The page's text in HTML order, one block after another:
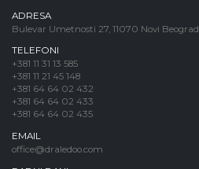
ADRESA
Bulevar Umetnosti 27, 11070 Novi Beograd
TELEFONI
+381 11 31 13 585
+381 11 21 45 148
+381 64 64 02 432
+381 64 64 02 433
+381 64 64 02 435
EMAIL
office@draledoo.com